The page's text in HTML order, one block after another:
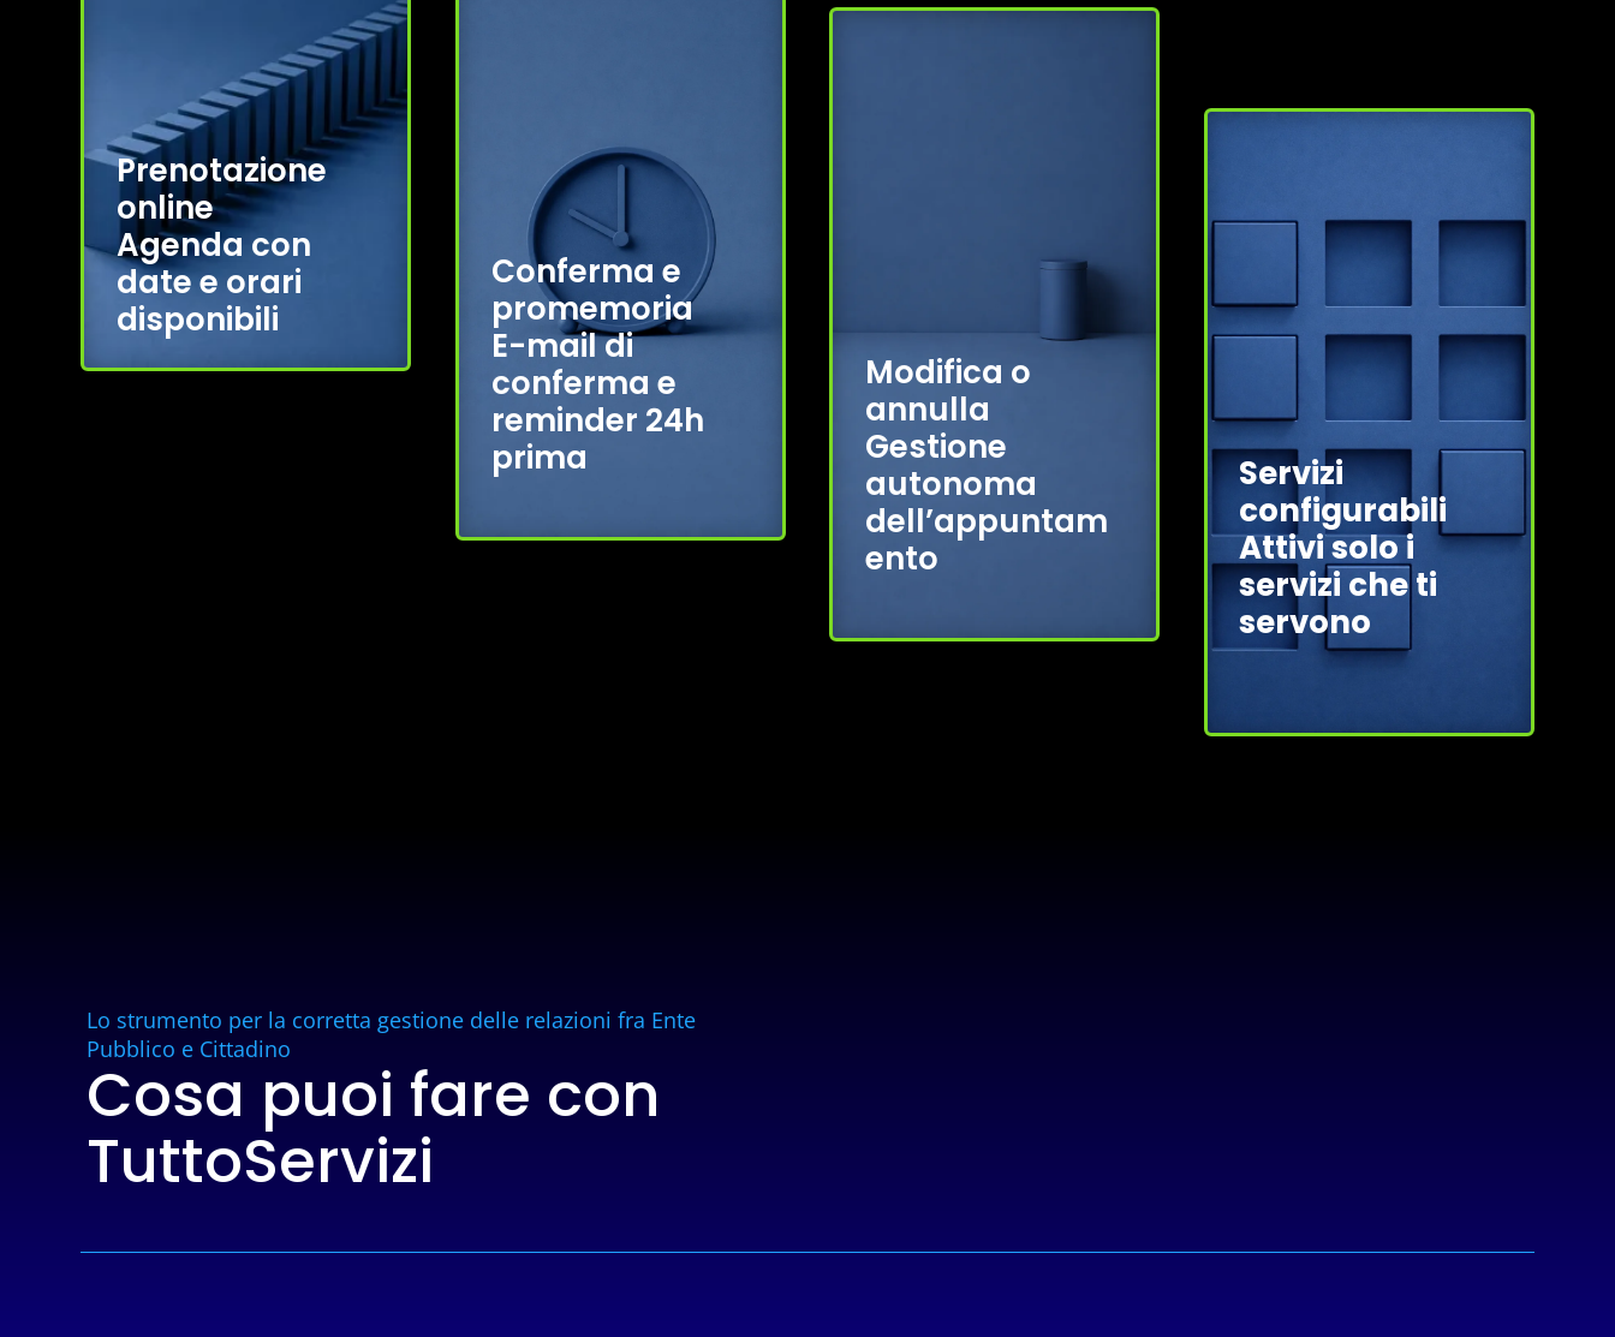
Prenotazione
online
Agenda con
date e orari
disponibili
Conferma e
promemoria
E-mail di
conferma e
reminder 24h
prima
Modifica o
annulla
Gestione
autonoma
dell’appuntam
ento
Servizi
configurabili
Attivi solo i
servizi che ti
servono
Lo strumento per la corretta gestione delle relazioni fra Ente
Pubblico e Cittadino
Cosa puoi fare con
TuttoServizi